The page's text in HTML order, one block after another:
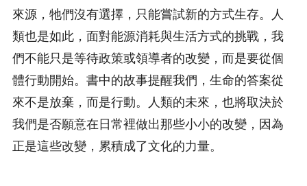
來源，牠們沒有選擇，只能嘗試新的方式生存。人
類也是如此，面對能源消耗與生活方式的挑戰，我
們不能只是等待政策或領導者的改變，而是要從個
體行動開始。書中的故事提醒我們，生命的答案從
來不是放棄，而是行動。人類的未來，也將取決於
我們是否願意在日常裡做出那些小小的改變，因為
正是這些改變，累積成了文化的力量。